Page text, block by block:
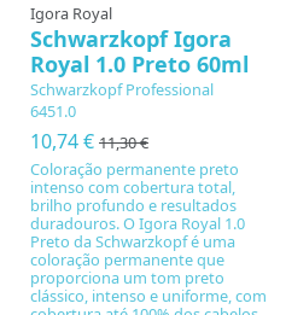
Igora Royal
Schwarzkopf Igora
Royal 1.0 Preto 60ml
Schwarzkopf Professional
6451.0
10,74 € 11,30 €
Coloração permanente preto
intenso com cobertura total,
brilho profundo e resultados
duradouros. O Igora Royal 1.0
Preto da Schwarzkopf é uma
coloração permanente que
proporciona um tom preto
clássico, intenso e uniforme, com